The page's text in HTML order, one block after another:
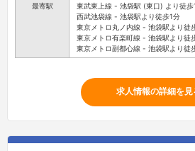
最寄駅
東武東上線 - 池袋駅 (東口) より徒歩
西武池袋線 - 池袋駅より徒歩1分
東京メトロ丸ノ内線 - 池袋駅より徒
東京メトロ有楽町線 - 池袋駅より徒
東京メトロ副都心線 - 池袋駅より徒
求人情報の詳細を見